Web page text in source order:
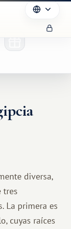
diversa,
tres
La primera es
cuyas raíces